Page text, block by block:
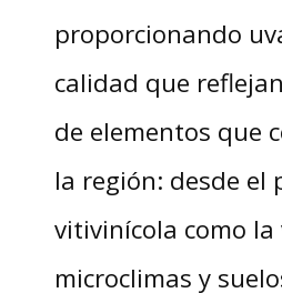
proporcionando
calidad que
de elementos que
la región: desde el
vitivinícola como
microclimas y